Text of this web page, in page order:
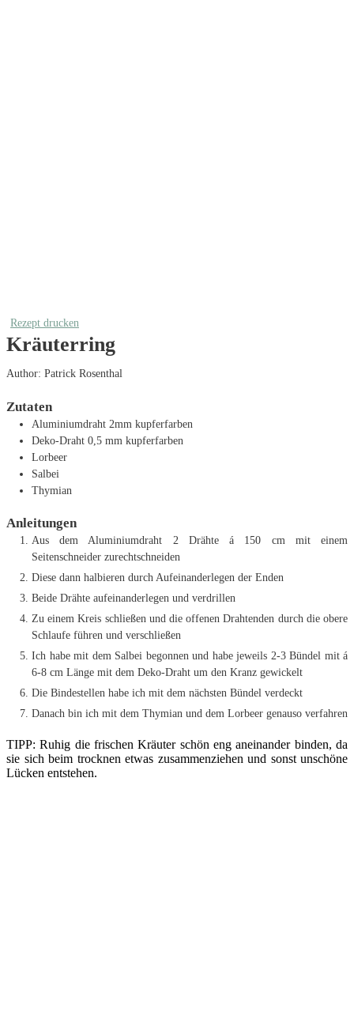
Rezept drucken
Kräuterring
Author: Patrick Rosenthal
Zutaten
Aluminiumdraht 2mm kupferfarben
Deko-Draht 0,5 mm kupferfarben
Lorbeer
Salbei
Thymian
Anleitungen
Aus dem Aluminiumdraht 2 Drähte á 150 cm mit einem
Seitenschneider zurechtschneiden
Diese dann halbieren durch Aufeinanderlegen der Enden
Beide Drähte aufeinanderlegen und verdrillen
Zu einem Kreis schließen und die offenen Drahtenden durch die obere
Schlaufe führen und verschließen
Ich habe mit dem Salbei begonnen und habe jeweils 2-3 Bündel mit á
6-8 cm Länge mit dem Deko-Draht um den Kranz gewickelt
Die Bindestellen habe ich mit dem nächsten Bündel verdeckt
Danach bin ich mit dem Thymian und dem Lorbeer genauso verfahren
TIPP: Ruhig die frischen Kräuter schön eng aneinander binden, da
sie sich beim trocknen etwas zusammenziehen und sonst unschöne
Lücken entstehen.